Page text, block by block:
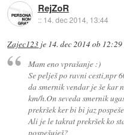
RejZoR
:: 14. dec 2014, 13:44
Zajec123 je 14. dec 2014 ob 12:29
Mam eno vprašanje :)
Se pelješ po ravni cesti,npr
da smernik vendar je še kar
km/h.On seveda smernik
prekršek ker bi bi jaz
Ali je le takrat prekršek ko
pospešuješ?